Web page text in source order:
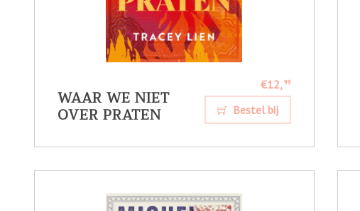
WAAR WE NIET
OVER PRATEN
€12,99
Bestel bij